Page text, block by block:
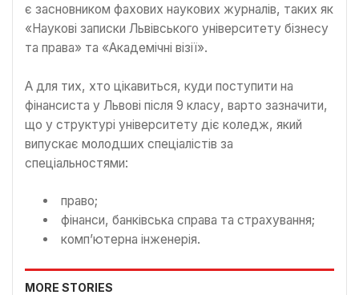
є засновником фахових наукових журналів, таких як
«Наукові записки Львівського університету бізнесу
та права» та «Академічні візії».
А для тих, хто цікавиться, куди поступити на
фінансиста у Львові після 9 класу, варто зазначити,
що у структурі університету діє коледж, який
випускає молодших спеціалістів за
спеціальностями:
право;
фінанси, банківська справа та страхування;
комп’ютерна інженерія.
MORE STORIES